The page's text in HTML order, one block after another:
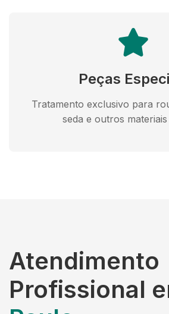
Peças
Tratamento exclusivo para
seda e outros
Atendimento
Profissional